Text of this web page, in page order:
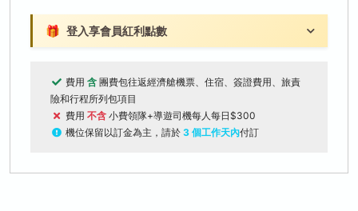
🎁 登入享會員紅利點數
費用 含 團費包往返經濟艙機票、住宿、簽證費用、旅責
險和行程所列包項目
費用 不含 小費領隊+導遊司機每人每日$300
機位保留以訂金為主，請於 3 個工作天內付訂